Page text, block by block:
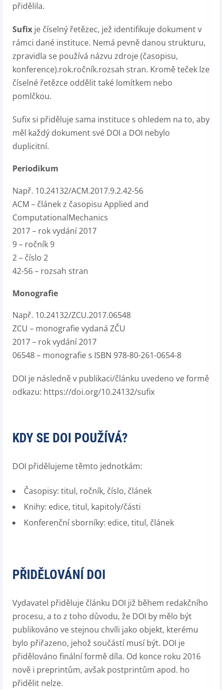
přidělila.
Sufix je číselný řetězec, jež identifikuje dokument v
rámci dané instituce. Nemá pevně danou strukturu,
zpravidla se používá názvu zdroje (časopisu,
konference).rok.ročník.rozsah stran. Kromě teček lze
číselné řetězce oddělit také lomítkem nebo
pomlčkou.
Sufix si přiděluje sama instituce s ohledem na to, aby
měl každý dokument své DOI a DOI nebylo
duplicitní.
Periodikum
Např. 10.24132/ACM.2017.9.2.42-56
ACM – článek z časopisu Applied and
ComputationalMechanics
2017 – rok vydání 2017
9 – ročník 9
2 – číslo 2
42-56 – rozsah stran
Monografie
Např. 10.24132/ZCU.2017.06548
ZCU – monografie vydaná ZČU
2017 – rok vydání 2017
06548 – monografie s ISBN 978-80-261-0654-8
DOI je následně v publikaci/článku uvedeno ve formě
odkazu: https://doi.org/10.24132/sufix
KDY SE DOI POUŽÍVÁ?
DOI přidělujeme těmto jednotkám:
Časopisy: titul, ročník, číslo, článek
Knihy: edice, titul, kapitoly/části
Konferenční sborníky: edice, titul, článek
PŘIDĚLOVÁNÍ DOI
Vydavatel přiděluje článku DOI již během redakčního
procesu, a to z toho důvodu, že DOI by mělo být
publikováno ve stejnou chvíli jako objekt, kterému
bylo přiřazeno, jehož součástí musí být. DOI je
přidělováno finální formě díla. Od konce roku 2016
nově i preprintům, avšak postprintům apod. ho
přidělit nelze.